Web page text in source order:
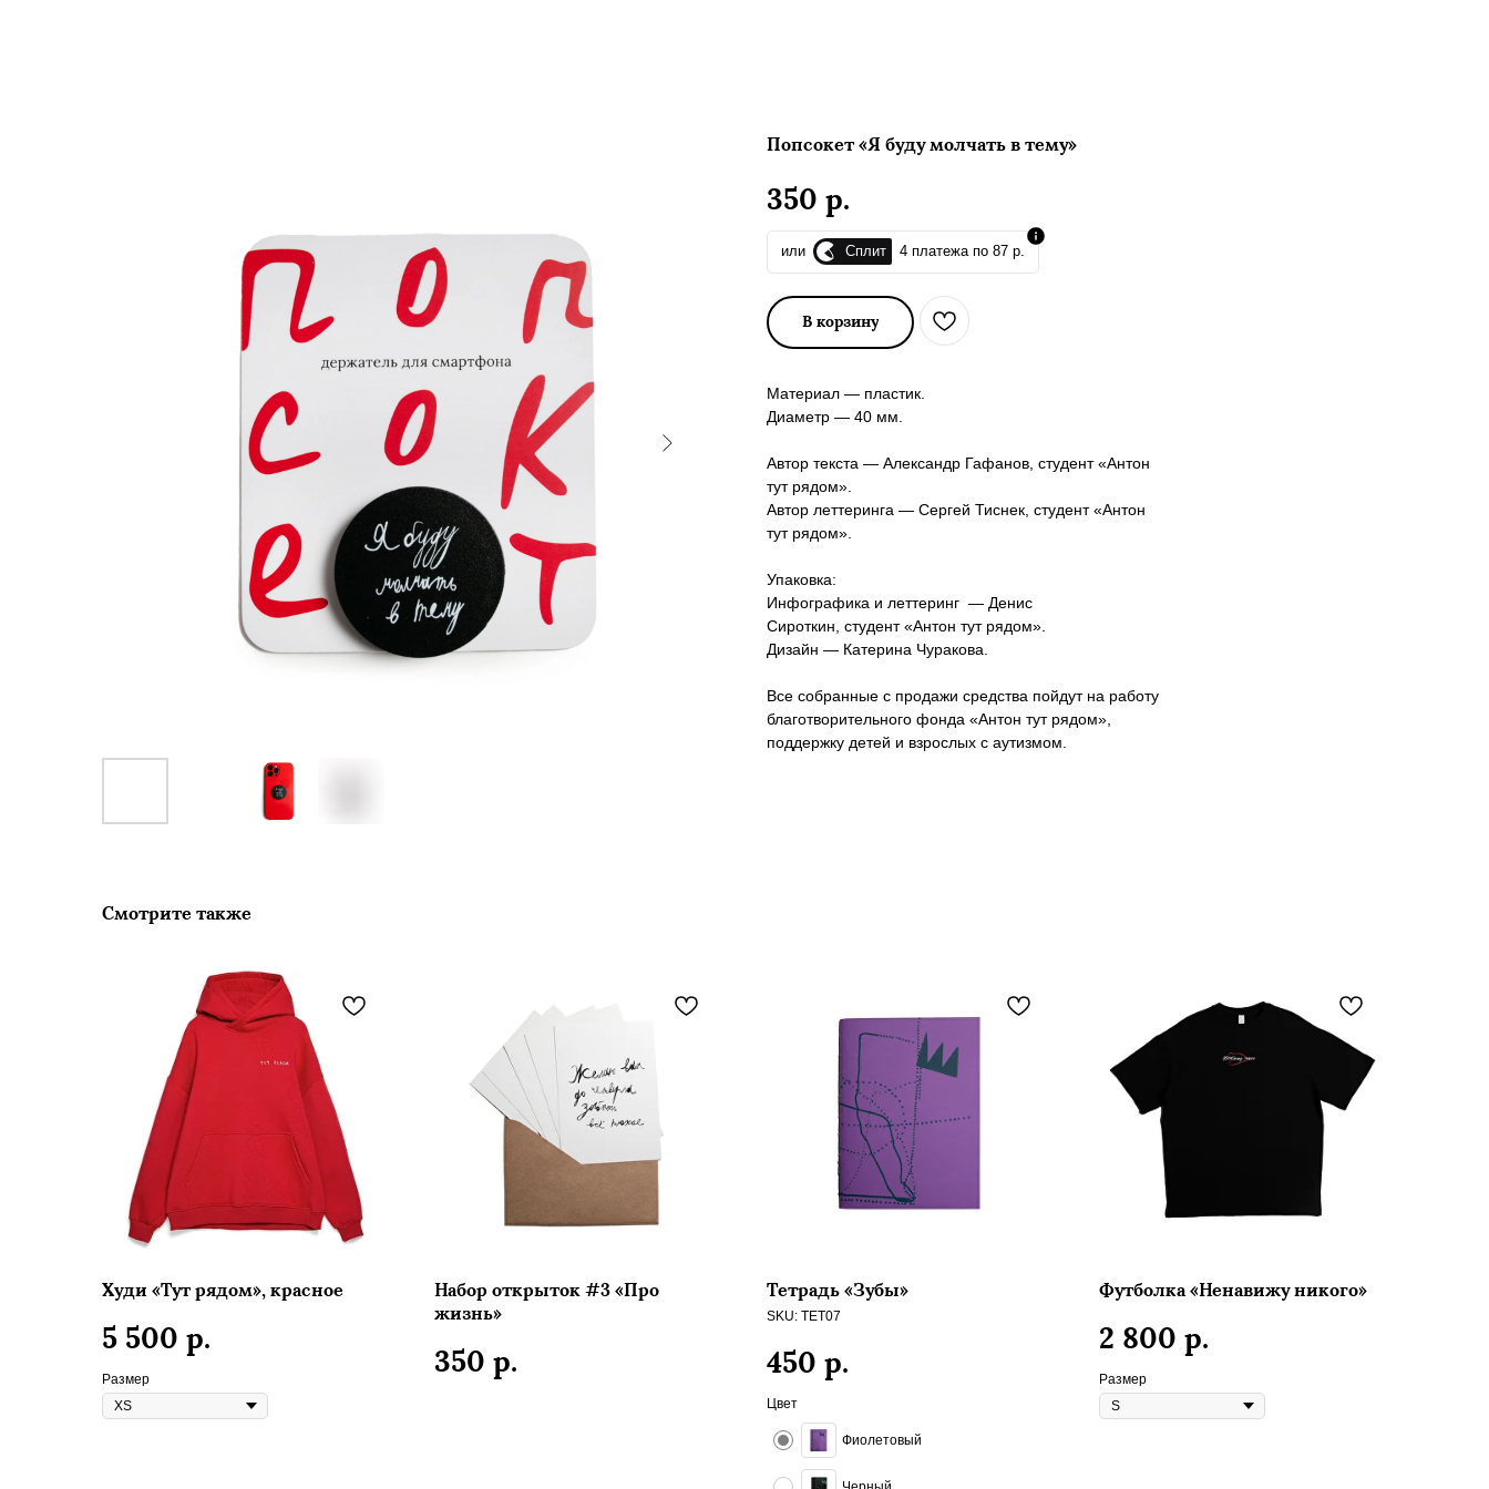
Попсокет «Я буду молчать в тему»
350 р.
или Сплит 4 платежа по 87 р.
В корзину
Материал — пластик.
Диаметр — 40 мм.
Автор текста — Александр Гафанов, студент «Антон
тут рядом».
Автор леттеринга — Сергей Тиснек, студент «Антон
тут рядом».
Упаковка:
Инфографика и леттеринг — Денис
Сироткин, студент «Антон тут рядом».
Дизайн — Катерина Чуракова.
Все собранные с продажи средства пойдут на работу
благотворительного фонда «Антон тут рядом»,
поддержку детей и взрослых с аутизмом.
Смотрите также
Худи «Тут рядом», красное
5 500 р.
Размер
Набор открыток #3 «Про
жизнь»
350 р.
Тетрадь «Зубы»
SKU: TET07
450 р.
Цвет
Фиолетовый
Футболка «Ненавижу никого»
2 800 р.
Размер